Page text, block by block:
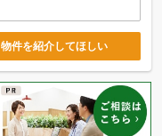
物件を紹介してほしい